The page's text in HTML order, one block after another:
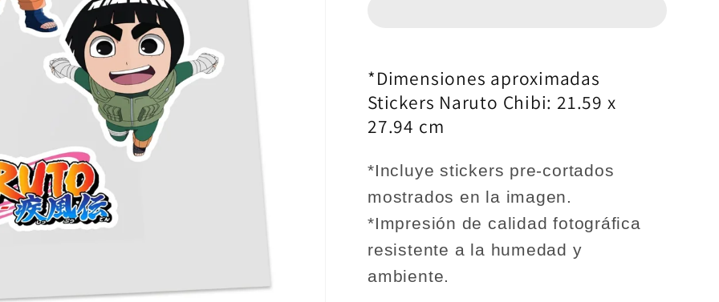
*Dimensiones aproximadas
Stickers Naruto Chibi: 21.59 x
27.94 cm
*Incluye stickers pre-cortados
mostrados en la imagen.
*Impresión de calidad fotográfica
resistente a la humedad y
ambiente.